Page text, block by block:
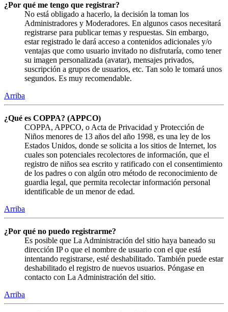
¿Por qué me tengo que registrar?
No está obligado a hacerlo, la decisión la toman los
Administradores y Moderadores. En algunos casos necesitará
registrarse para publicar temas y respuestas. Sin embargo,
estar registrado le dará acceso a contenidos adicionales y/o
ventajas que como usuario invitado no disfrutaría, como tener
su imagen personalizada (avatar), mensajes privados,
suscripción a grupos de usuarios, etc. Tan solo le tomará unos
segundos. Es muy recomendable.
Arriba
¿Qué es COPPA? (APPCO)
COPPA, APPCO, o Acta de Privacidad y Protección de
Niños menores de 13 años del año 1998, es una ley de los
Estados Unidos, donde se solicita a los sitios de Internet, los
cuales son potenciales recolectores de información, que el
registro de niños sea escrito y ratificado con el consentimiento
de los padres o con algún otro método de reconocimiento de
guardia legal, que permita recolectar información personal
identificable de un menor de edad.
Arriba
¿Por qué no puedo registrarme?
Es posible que La Administración del sitio haya baneado su
dirección IP o que el nombre de usuario con el que está
intentando registrarse, esté deshabilitado. También puede estar
deshabilitado el registro de nuevos usuarios. Póngase en
contacto con La Administración del sitio.
Arriba